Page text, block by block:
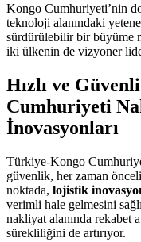
Kongo Cumhuriyeti’nin
teknoloji alanındaki
sürdürülebilir bir büyüme
iki ülkenin de vizyoner
Hızlı ve
Cumhuriyeti
İnovasyonları
Türkiye-Kongo
güvenlik, her zaman
noktada, lojistik
verimli hale gelmesini
nakliyat alanında rekabet
sürekliliğini de artırıyor.